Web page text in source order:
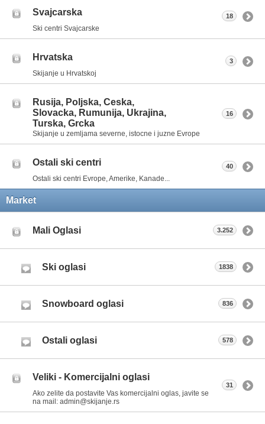
Svajcarska
Ski centri Svajcarske
18
Hrvatska
Skijanje u Hrvatskoj
3
Rusija, Poljska, Ceska,
Slovacka, Rumunija, Ukrajina,
Turska, Grcka
Skijanje u zemljama severne, istocne i juzne Evrope
16
Ostali ski centri
Ostali ski centri Evrope, Amerike, Kanade...
40
Market
Mali Oglasi 3.252
Ski oglasi 1838
Snowboard oglasi 836
Ostali oglasi 578
Veliki - Komercijalni oglasi
Ako zelite da postavite Vas komercijalni oglas, javite se
na mail: admin@skijanje.rs
31